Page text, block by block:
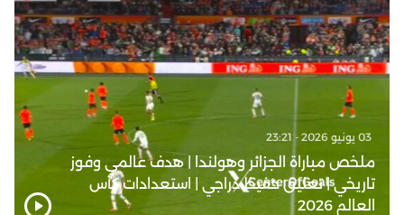
03 يونيو 2026 - 23:21
ملخص مباراة الجزائر وهولندا | هدف عالمي وفوز
تاريخي | تعليق حفيظ دراجي | استعدادات كأس
العالم 2026